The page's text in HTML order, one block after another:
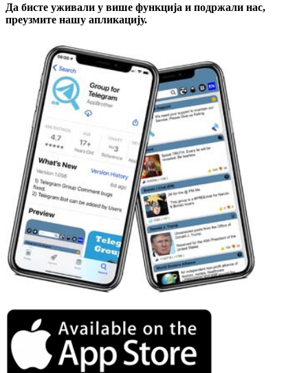
Да бисте уживали у више функција и подржали нас,
преузмите нашу апликацију.